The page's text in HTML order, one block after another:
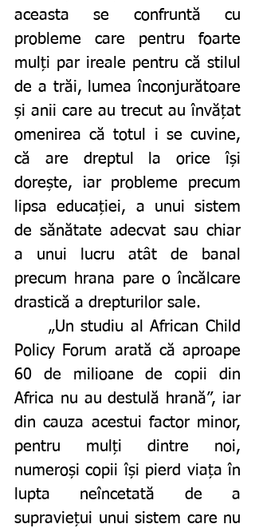
aceasta se confruntă cu
probleme care pentru foarte
mulți par ireale pentru că stilul
de a trăi, lumea înconjurătoare
și anii care au trecut au învățat
omenirea că totul i se cuvine,
că are dreptul la orice își
dorește, iar probleme precum
lipsa educației, a unui sistem
de sănătate adecvat sau chiar
a unui lucru atât de banal
precum hrana pare o încălcare
drastică a drepturilor sale.
Policy Forum arată că aproape
60 de milioane de copii din
Africa nu au destulă hrană”, iar
din cauza acestui factor minor,
pentru mulți dintre noi,
numeroși copii își pierd viața în
lupta neîncetată de a
supraviețui unui sistem care nu